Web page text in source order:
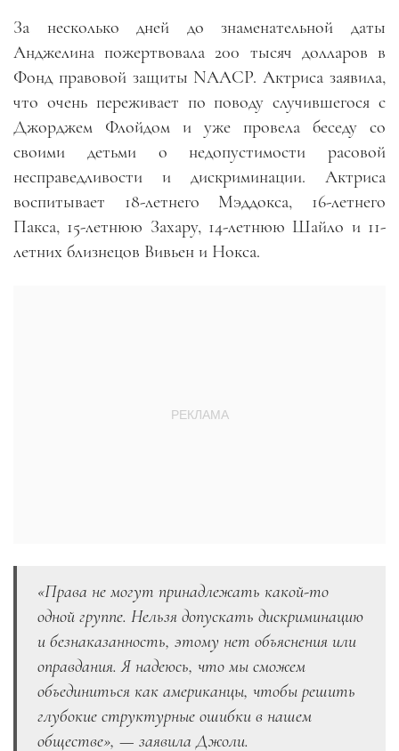
За несколько дней до знаменательной даты
Анджелина пожертвовала 200 тысяч долларов в
Фонд правовой защиты NAACP. Актриса заявила,
что очень переживает по поводу случившегося с
Джорджем Флойдом и уже провела беседу со
своими детьми о недопустимости расовой
несправедливости и дискриминации. Актриса
воспитывает 18-летнего Мэддокса, 16-летнего
Пакса, 15-летнюю Захару, 14-летнюю Шайло и 11-
летних близнецов Вивьен и Нокса.
«Права не могут принадлежать какой-то
одной группе. Нельзя допускать дискриминацию
и безнаказанность, этому нет объяснения или
оправдания. Я надеюсь, что мы сможем
объединиться как американцы, чтобы решить
глубокие структурные ошибки в нашем
обществе», — заявила Джоли.